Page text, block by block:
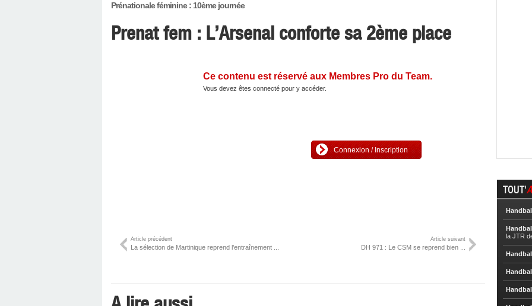
Prénationale féminine : 10ème journée
Prenat fem : L’Arsenal conforte sa 2ème place
Ce contenu est réservé aux Membres Pro du Team.
Vous devez êtes connecté pour y accéder.
Connexion / Inscription
Article précédent
La sélection de Martinique reprend l’entraînement ...
Article suivant
DH 971 : Le CSM se reprend bien ...
TOUT'
la JTR